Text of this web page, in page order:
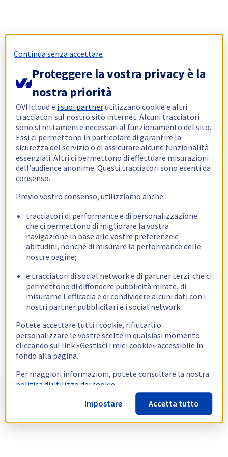
Continua senza accettare
Proteggere la vostra privacy è la
nostra priorità
OVHcloud e i suoi partnerutilizzano cookie e altri
tracciatori sul nostro sito internet. Alcuni tracciatori
sono strettamente necessari al funzionamento del sito.
Essi ci permettono in particolare di garantire la
sicurezza del servizio o di assicurare alcune funzionalità
essenziali. Altri ci permettono di effettuare misurazioni
dell'audience anonime. Questi tracciatori sono esenti da
consenso.
Previo vostro consenso, utilizziamo anche:
tracciatori di performance e di personalizzazione:
che ci permettono di migliorare la vostra
navigazione in base alle vostre preferenze e
abitudini, nonché di misurare la performance delle
nostre pagine;
e tracciatori di social network e di partner terzi: che ci
permettono di diffondere pubblicità mirate, di
misurarne l'efficacia e di condividere alcuni dati con i
nostri partner pubblicitari e i social network.
Potete accettare tutti i cookie, rifiutarli o
personalizzare le vostre scelte in qualsiasi momento
cliccando sul link «Gestisci i miei cookie» accessibile in
fondo alla pagina.
Per maggiori informazioni, potete consultare la nostra
politica di utilizzo dei cookie.
Impostare
Accetta tutto